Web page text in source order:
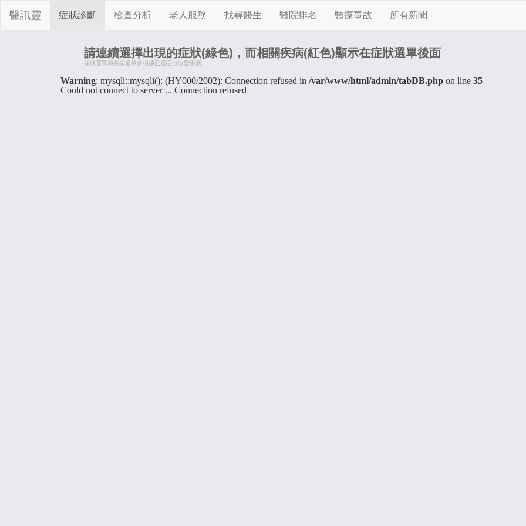
醫訊靈 症狀診斷 檢查分析 老人服務 找尋醫生 醫院排名 醫療事故 所有新聞
請連續選擇出現的症狀(綠色)，而相關疾病(紅色)顯示在症狀選單後面
症狀選單和疾病選單會根據已選症狀改變更新
Warning: mysqli::mysqli(): (HY000/2002): Connection refused in /var/www/html/admin/tabDB.php on line 35
Could not connect to server ... Connection refused